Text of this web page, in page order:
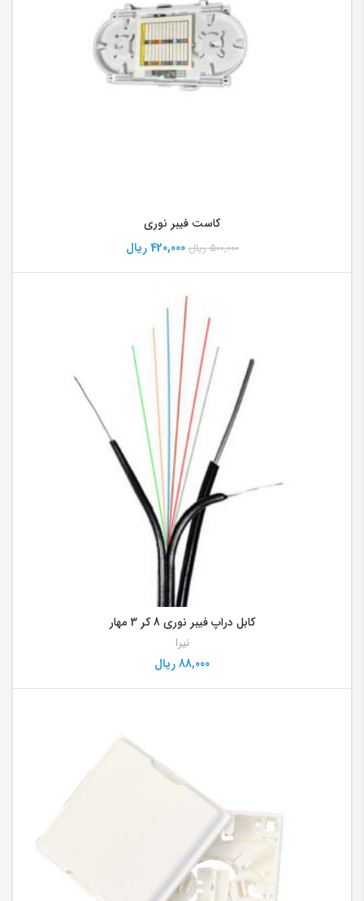
کاست فیبر نوری
500,000 ریال 420,000 ریال
کابل دراپ فیبر نوری 8 کر 3 مهار
نیرا
88,000ریال